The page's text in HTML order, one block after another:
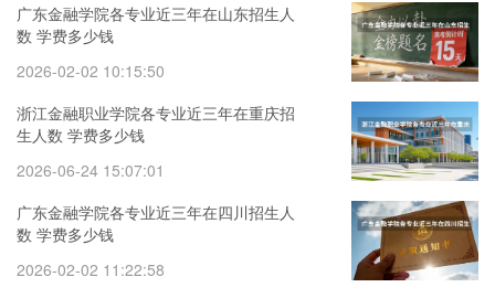
广东金融学院各专业近三年在山东招生人
数 学费多少钱
2026-02-02 10:15:50
浙江金融职业学院各专业近三年在重庆招
生人数 学费多少钱
2026-06-24 15:07:01
广东金融学院各专业近三年在四川招生人
数 学费多少钱
2026-02-02 11:22:58